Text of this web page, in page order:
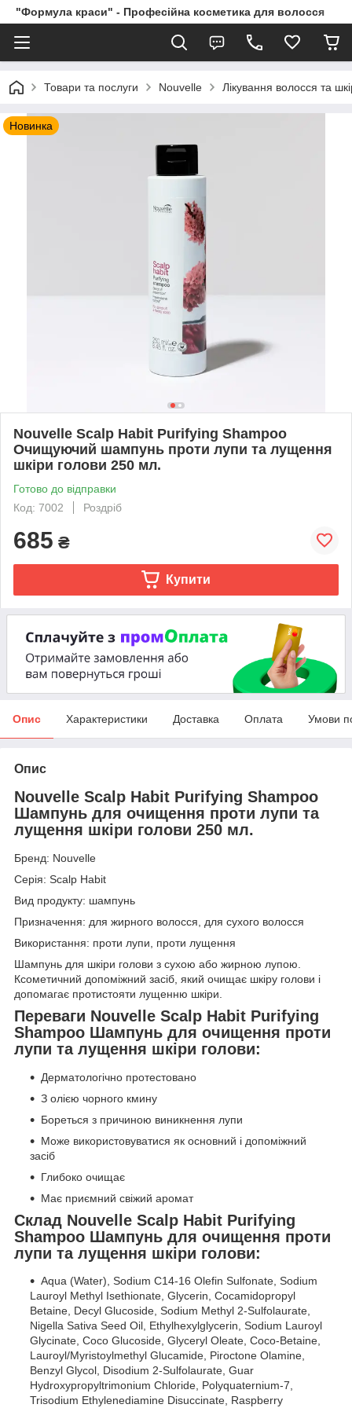
"Формула краси" - Професійна косметика для волосся
Товари та послуги Nouvelle Лікування волосся та
Новинка
Nouvelle Scalp Habit Purifying Shampoo
Очищуючий шампунь проти лупи та лущення
шкіри голови 250 мл.
Готово до відправки
Код: 7002
Роздріб
685 ₴
Купити
Опис Характеристики Доставка Оплата Умови
Опис
Nouvelle Scalp Habit Purifying Shampoo
Шампунь для очищення проти лупи та
лущення шкіри голови 250 мл.
Бренд: Nouvelle
Серія: Scalp Habit
Вид продукту: шампунь
Призначення: для жирного волосся, для сухого волосся
Використання: проти лупи, проти лущення
Шампунь для шкіри голови з сухою або жирною лупою.
Ксометичний допоміжний засіб, який очищає шкіру голови і
допомагає протистояти лущенню шкіри.
Переваги Nouvelle Scalp Habit Purifying
Shampoo Шампунь для очищення проти
лупи та лущення шкіри голови:
Дерматологічно протестовано
З олією чорного кмину
Бореться з причиною виникнення лупи
Може використовуватися як основний і допоміжний
засіб
Глибоко очищає
Має приємний свіжий аромат
Склад Nouvelle Scalp Habit Purifying
Shampoo Шампунь для очищення проти
лупи та лущення шкіри голови:
Aqua (Water), Sodium C14-16 Olefin Sulfonate, Sodium
Lauroyl Methyl Isethionate, Glycerin, Cocamidopropyl
Betaine, Decyl Glucoside, Sodium Methyl 2-Sulfolaurate,
Nigella Sativa Seed Oil, Ethylhexylglycerin, Sodium Lauroyl
Glycinate, Coco Glucoside, Glyceryl Oleate, Coco-Betaine,
Lauroyl/Myristoylmethyl Glucamide, Piroctone Olamine,
Benzyl Glycol, Disodium 2-Sulfolaurate, Guar
Hydroxypropyltrimonium Chloride, Polyquaternium-7,
Trisodium Ethylenediamine Disuccinate, Raspberry